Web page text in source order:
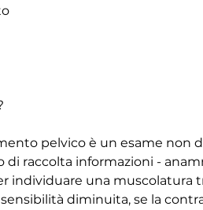
pelvico è un esame non
raccolta informazioni -
individuare una muscolatura
diminuita, se la